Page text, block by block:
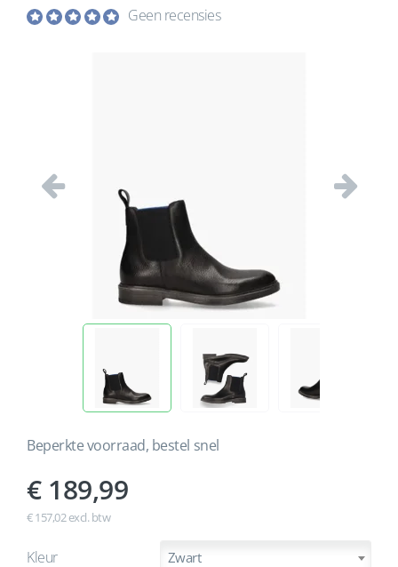
Geen recensies
Vorige
Beperkte voorraad, bestel snel
189,99
€ 157,02 excl. btw
Kleur Zwart